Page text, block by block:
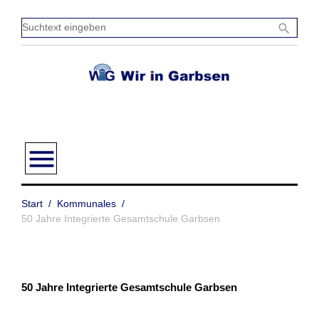
Inhalt
springen
search
menu
Start / Kommunales /
50 Jahre Integrierte Gesamtschule Garbsen
50 Jahre Integrierte Gesamtschule Garbsen